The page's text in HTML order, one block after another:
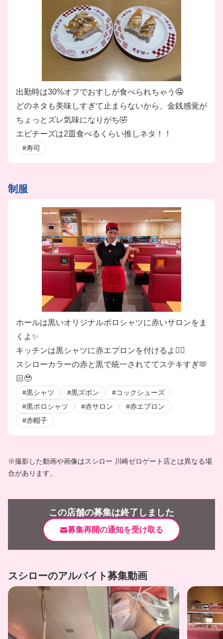
出勤時は30%オフでおすしが食べられちゃう🤤
どのネタも美味しすぎて止まらないから、金銭感覚が
ちょっとズレ気味になりがち🤣
エビチーズは2皿食べるくらい推しネタ！！
#寿司
制服
ホールは黒いオリジナルポロシャツに赤いサロンをま
くよ✨
キッチンは黒シャツに赤エプロンを付けるよ❤️‍🔥
スシローカラーの赤と黒で統一されててステキすぎ🫶
🏻🥹
#黒シャツ #黒ズボン
#コックシューズ
#黒ポロシャツ
#赤サロン
#赤エプロン
#赤帽子
※撮影した動画や画像はスシロー 川崎ゼロゲート店とは異なる場
合があります。
この店舗の募集は終了しました
募集再開の通知を受け取る
スシローのアルバイト募集動画